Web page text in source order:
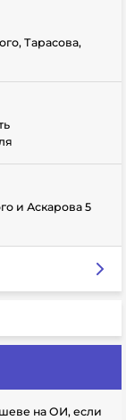
Тарасова,
и Аскарова 5
на ОИ, если